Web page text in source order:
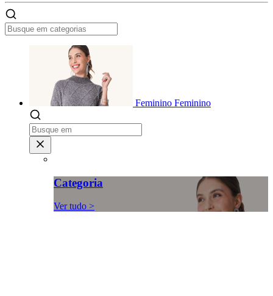
Feminino Feminino
Categoria
Ver tudo >